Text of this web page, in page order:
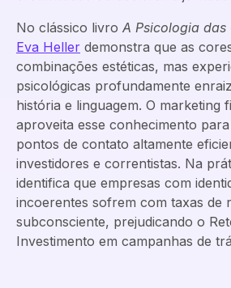
No clássico livro A Psicologia das
Eva Heller demonstra que as
combinações estéticas, mas
psicológicas profundamente
história e linguagem. O marketing
aproveita esse conhecimento
pontos de contato altamente
investidores e correntistas. Na
identifica que empresas com
incoerentes sofrem com taxas de
subconsciente, prejudicando o
Investimento em campanhas de